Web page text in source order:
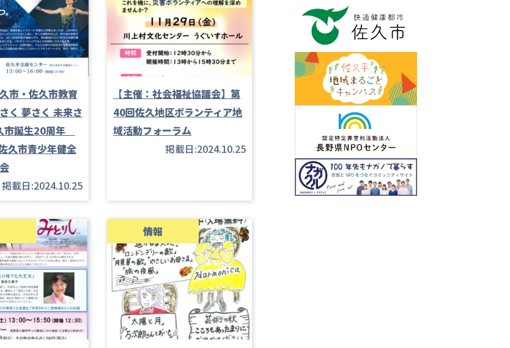
市・佐久市教育
く 夢さく 未来さ
市誕生20周年
久市青少年健全
掲載日:2024.10.25
【主催：社会福祉協議会】第
40回佐久地区ボランティア地
域活動フォーラム
掲載日:2024.10.25
情報